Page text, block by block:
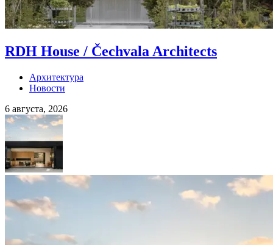
RDH House / Čechvala Architects
Архитектура
Новости
6 августа, 2026